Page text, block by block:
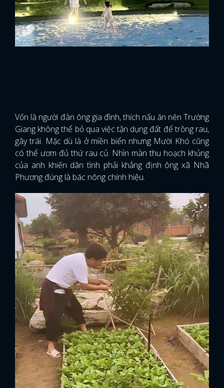
Vốn là người đàn ông gia đình, thích nấu ăn nên Trường
Giang không thể bỏ qua việc tận dụng đất để trồng rau,
gây trái. Mặc dù là ở miền biển nhưng Mười Khó cũng
có thể ươm đủ thứ rau củ. Nhìn màn thu hoạch khủng
của anh khiến dân tình phải khẳng định ông xã Nhã
Phương đúng là bác nông chính hiệu.